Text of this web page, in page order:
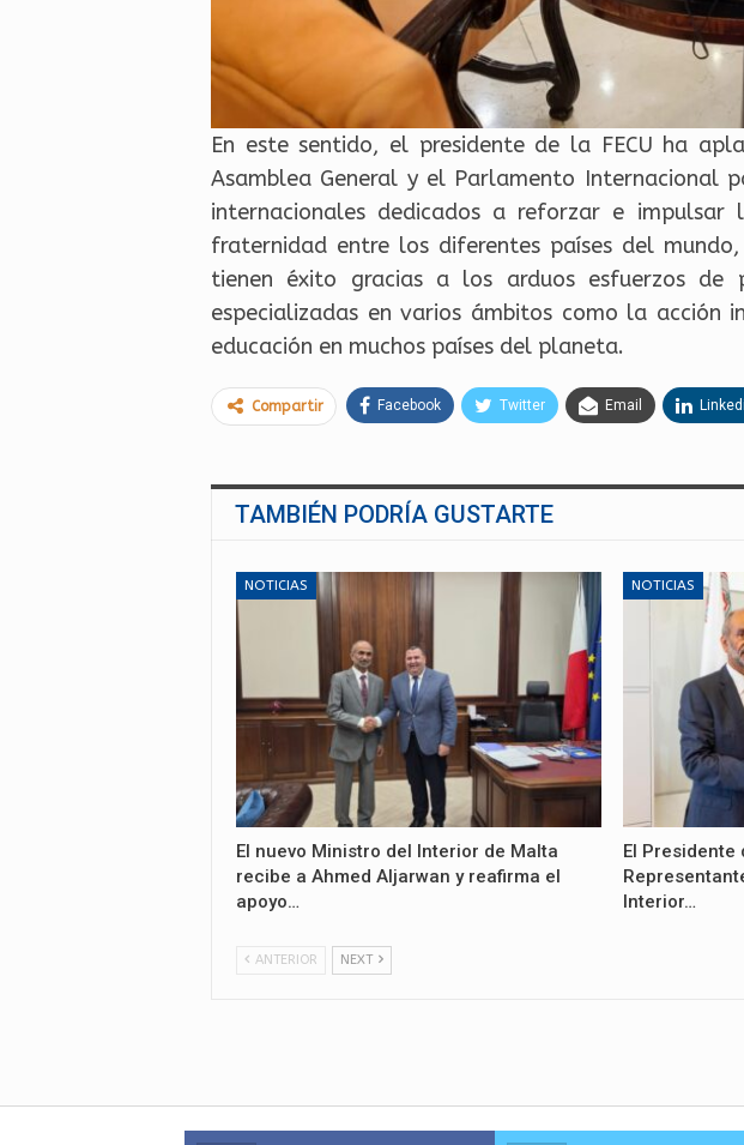
En este sentido, el presidente de la FECU ha
Asamblea General y el Parlamento Internacional
internacionales dedicados a reforzar e
fraternidad entre los diferentes países del
tienen éxito gracias a los arduos esfuerzos de
especializadas en varios ámbitos como la
educación en muchos países del planeta.
Compartir Facebook Twitter Email
TAMBIÉN PODRÍA GUSTARTE
NOTICIAS
El nuevo Ministro del Interior de Malta
recibe a Ahmed Aljarwan y reafirma el
apoyo…
NOTICIAS
El Presidente
Interior…
ANTERIOR NEXT